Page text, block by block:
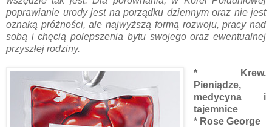
poprawianie urody jest na porządku dziennym oraz nie jest
oznaką próżności, ale najwyższą formą rozwoju, pracy nad
sobą i chęcią polepszenia bytu swojego oraz ewentualnej
przyszłej rodziny.
* Krew.
Pieniądze,
medycyna i
tajemnice
* Rose George